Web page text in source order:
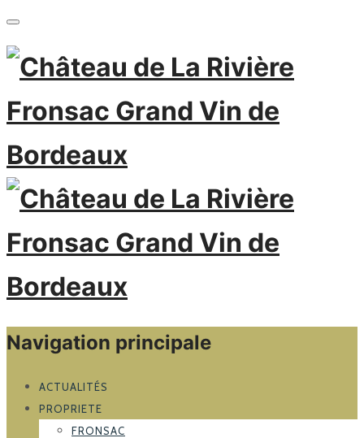
Navigation principale
ACTUALITÉS
PROPRIETE
FRONSAC